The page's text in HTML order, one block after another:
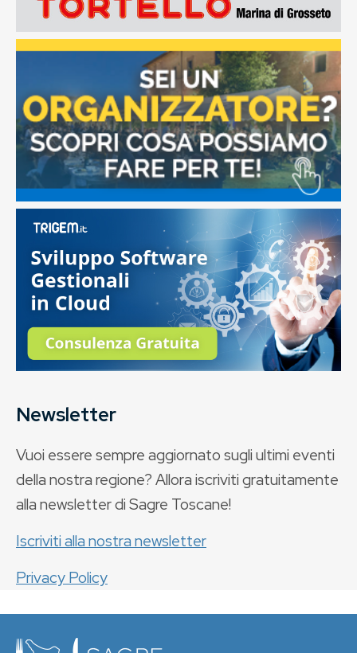
Newsletter
Vuoi essere sempre aggiornato sugli ultimi eventi
della nostra regione? Allora iscriviti gratuitamente
alla newsletter di Sagre Toscane!
Iscriviti alla nostra newsletter
Privacy Policy